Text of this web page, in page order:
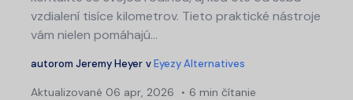
vzdialení tisíce kilometrov. Tieto praktické nástroje
vám nielen pomáhajú...
autorom Jeremy Heyer vEyezy Alternatives
Aktualizované 06 apr, 2026 6 min čítanie